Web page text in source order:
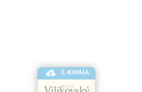
E-KNIHA